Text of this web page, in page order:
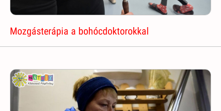
Mozgásterápia a bohócdoktorokkal